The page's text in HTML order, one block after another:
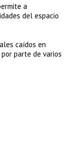
a
del espacio
caídos en
parte de varios